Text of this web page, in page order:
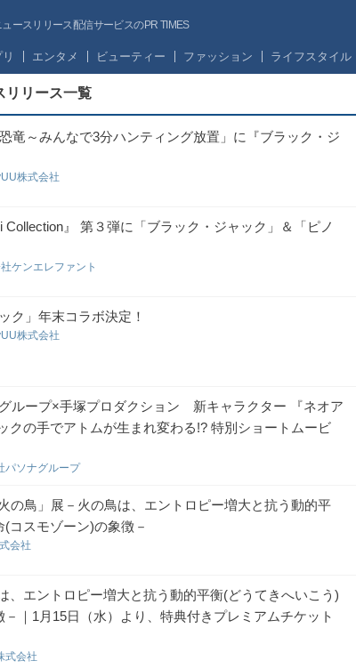
ースリリース配信サービスのPR TIMES
エンタメ ビューティー ファッション ライフスタイル
リリース一覧
竜～みんなで3分ハンティング放置」に『ブラック・ジ
株式会社
Collection』 第３弾に「ブラック・ジャック」＆「ピノ
ケンエレファント
ク」年末コラボ決定！
株式会社
ループ×手塚プロダクション 新キャラクター 『ネオア
の手でアトムが生まれ変わる!? 特別ショートムービ
パソナグループ
の鳥」展－火の鳥は、エントロピー増大と抗う動的平
コスモゾーン)の象徴－
会社
、エントロピー増大と抗う動的平衡(どうてきへいこう)
｜1月15日（水）より、特典付きプレミアムチケット
式会社